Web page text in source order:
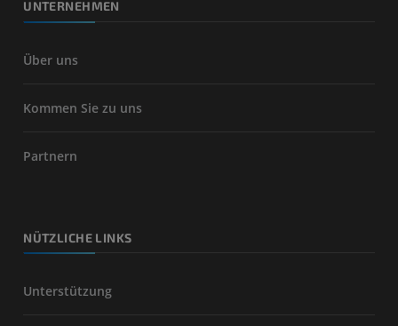
UNTERNEHMEN
Über uns
Kommen Sie zu uns
Partnern
NÜTZLICHE LINKS
Unterstützung